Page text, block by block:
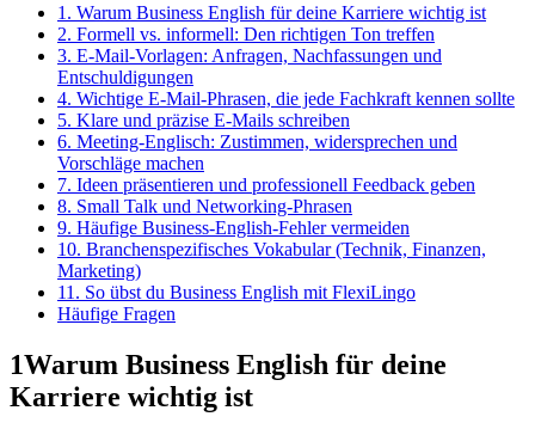
1. Warum Business English für deine Karriere wichtig ist
2. Formell vs. informell: Den richtigen Ton treffen
3. E-Mail-Vorlagen: Anfragen, Nachfassungen und
Entschuldigungen
4. Wichtige E-Mail-Phrasen, die jede Fachkraft kennen sollte
5. Klare und präzise E-Mails schreiben
6. Meeting-Englisch: Zustimmen, widersprechen und
Vorschläge machen
7. Ideen präsentieren und professionell Feedback geben
8. Small Talk und Networking-Phrasen
9. Häufige Business-English-Fehler vermeiden
10. Branchenspezifisches Vokabular (Technik, Finanzen,
Marketing)
11. So übst du Business English mit FlexiLingo
Häufige Fragen
1Warum Business English für deine
Karriere wichtig ist